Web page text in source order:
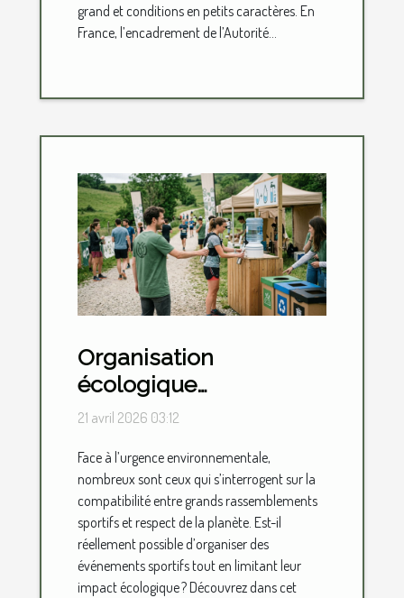
grand et conditions en petits caractères. En
France, l’encadrement de l’Autorité...
Organisation
écologique
d'événements sportifs :
21 avril 2026 03:12
Face à l’urgence environnementale,
nombreux sont ceux qui s’interrogent sur la
compatibilité entre grands rassemblements
sportifs et respect de la planète. Est-il
réellement possible d’organiser des
événements sportifs tout en limitant leur
impact écologique ? Découvrez dans cet